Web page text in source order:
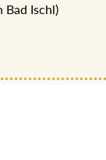
Bad Ischl)